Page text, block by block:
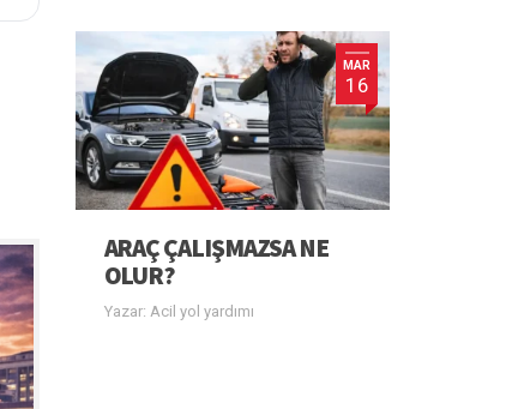
MAR
16
ARAÇ ÇALIŞMAZSA NE
OLUR?
Yazar: Acil yol yardımı